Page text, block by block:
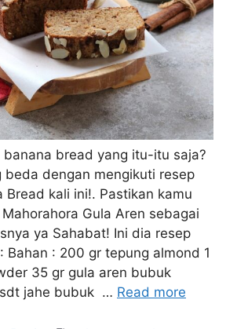
banana bread yang itu-itu saja?
beda dengan mengikuti resep
Bread kali ini!. Pastikan kamu
Gula Aren sebagai
ya Sahabat! Ini dia resep
Bahan : 200 gr tepung almond 1
35 gr gula aren bubuk
sdt jahe bubuk … Read more